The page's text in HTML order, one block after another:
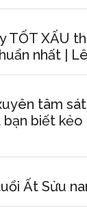
TỐT XẤU
nhất |
tâm
bạn biết kẻo
Ất Sửu